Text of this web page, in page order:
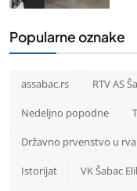
Popularne oznake
assabac.rs RTV AS
Nedeljno popodne
Državno prvenstvo u
Istorijat VK Šabac